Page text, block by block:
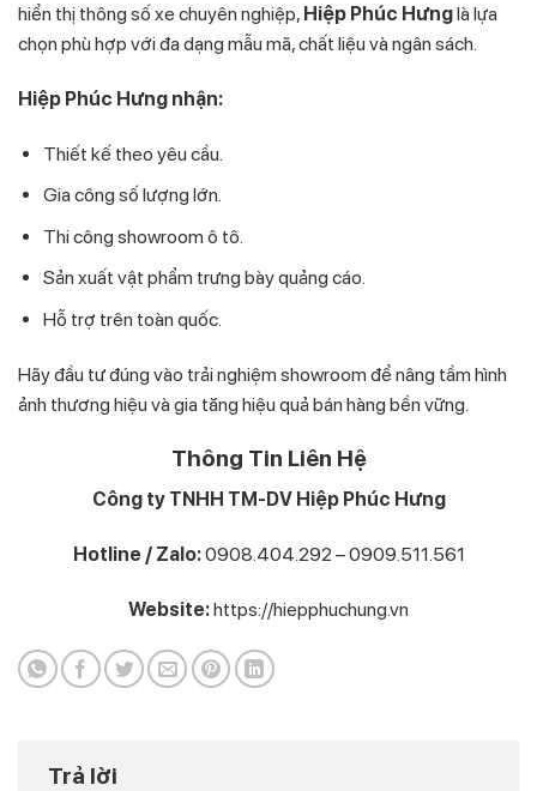
hiển thị thông số xe chuyên nghiệp, Hiệp Phúc Hưnglà lựa
chọn phù hợp với đa dạng mẫu mã, chất liệu và ngân sách.
Hiệp Phúc Hưng nhận:
Thiết kế theo yêu cầu.
Gia công số lượng lớn.
Thi công showroom ô tô.
Sản xuất vật phẩm trưng bày quảng cáo.
Hỗ trợ trên toàn quốc.
Hãy đầu tư đúng vào trải nghiệm showroom để nâng tầm hình
ảnh thương hiệu và gia tăng hiệu quả bán hàng bền vững.
Thông Tin Liên Hệ
Công ty TNHH TM-DV Hiệp Phúc Hưng
Hotline / Zalo:0908.404.292 – 0909.511.561
Website:https://hiepphuchung.vn
Trả lời